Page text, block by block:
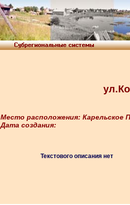
Место расположения: Карельское
Дата создания:
Текстового описания нет